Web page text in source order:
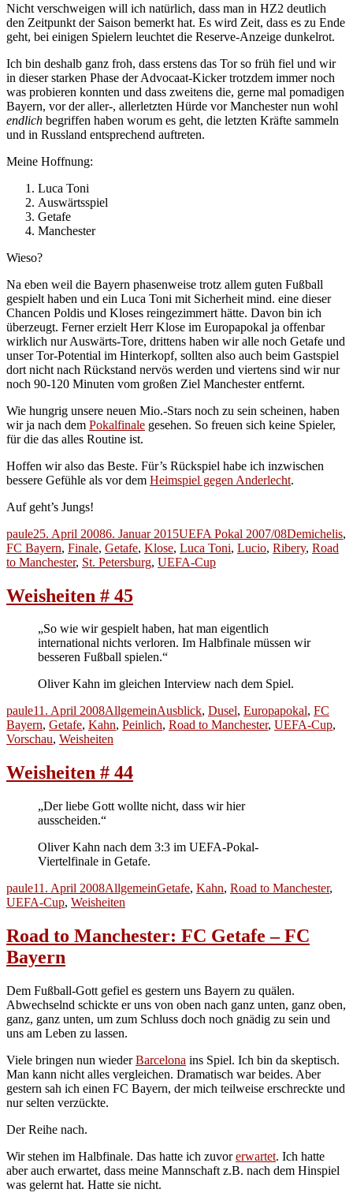
Nicht verschweigen will ich natürlich, dass man in HZ2 deutlich
den Zeitpunkt der Saison bemerkt hat. Es wird Zeit, dass es zu Ende
geht, bei einigen Spielern leuchtet die Reserve-Anzeige dunkelrot.
Ich bin deshalb ganz froh, dass erstens das Tor so früh fiel und wir
in dieser starken Phase der Advocaat-Kicker trotzdem immer noch
was probieren konnten und dass zweitens die, gerne mal pomadigen
Bayern, vor der aller-, allerletzten Hürde vor Manchester nun wohl
endlich begriffen haben worum es geht, die letzten Kräfte sammeln
und in Russland entsprechend auftreten.
Meine Hoffnung:
Luca Toni
Auswärtsspiel
Getafe
Manchester
Wieso?
Na eben weil die Bayern phasenweise trotz allem guten Fußball
gespielt haben und ein Luca Toni mit Sicherheit mind. eine dieser
Chancen Poldis und Kloses reingezimmert hätte. Davon bin ich
überzeugt. Ferner erzielt Herr Klose im Europapokal ja offenbar
wirklich nur Auswärts-Tore, drittens haben wir alle noch Getafe und
unser Tor-Potential im Hinterkopf, sollten also auch beim Gastspiel
dort nicht nach Rückstand nervös werden und viertens sind wir nur
noch 90-120 Minuten vom großen Ziel Manchester entfernt.
Wie hungrig unsere neuen Mio.-Stars noch zu sein scheinen, haben
wir ja nach dem Pokalfinale gesehen. So freuen sich keine Spieler,
für die das alles Routine ist.
Hoffen wir also das Beste. Für’s Rückspiel habe ich inzwischen
bessere Gefühle als vor dem Heimspiel gegen Anderlecht.
Auf geht’s Jungs!
Autor
pauleVeröffentlicht
am
25. April 20086. Januar 2015Kategorien
UEFA Pokal 2007/08Schlagwörter
Demichelis,
FC Bayern, Finale, Getafe, Klose, Luca Toni, Lucio, Ribery, Road
to Manchester, St. Petersburg, UEFA-Cup
Weisheiten # 45
„So wie wir gespielt haben, hat man eigentlich
international nichts verloren. Im Halbfinale müssen wir
besseren Fußball spielen.“
Oliver Kahn im gleichen Interview nach dem Spiel.
Autor
pauleVeröffentlicht
am
11. April 2008Kategorien
AllgemeinSchlagwörter
Ausblick, Dusel, Europapokal, FC
Bayern, Getafe, Kahn, Peinlich, Road to Manchester, UEFA-Cup,
Vorschau, Weisheiten
Weisheiten # 44
„Der liebe Gott wollte nicht, dass wir hier
ausscheiden.“
Oliver Kahn nach dem 3:3 im UEFA-Pokal-
Viertelfinale in Getafe.
Autor
pauleVeröffentlicht
am
11. April 2008Kategorien
AllgemeinSchlagwörter
Getafe, Kahn, Road to Manchester,
UEFA-Cup, Weisheiten
Road to Manchester: FC Getafe – FC
Bayern
Dem Fußball-Gott gefiel es gestern uns Bayern zu quälen.
Abwechselnd schickte er uns von oben nach ganz unten, ganz oben,
ganz, ganz unten, um zum Schluss doch noch gnädig zu sein und
uns am Leben zu lassen.
Viele bringen nun wiederBarcelona ins Spiel. Ich bin da skeptisch.
Man kann nicht alles vergleichen. Dramatisch war beides. Aber
gestern sah ich einen FC Bayern, der mich teilweise erschreckte und
nur selten verzückte.
Der Reihe nach.
Wir stehen im Halbfinale. Das hatte ich zuvorerwartet. Ich hatte
aber auch erwartet, dass meine Mannschaft z.B. nach dem Hinspiel
was gelernt hat. Hatte sie nicht.